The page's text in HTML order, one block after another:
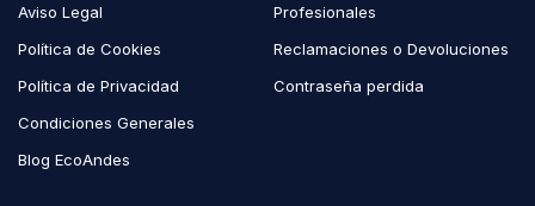
Aviso Legal
Política de Cookies
Política de Privacidad
Condiciones Generales
Blog EcoAndes
Profesionales
Reclamaciones o Devoluciones
Contraseña perdida